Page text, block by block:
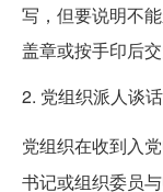
写，但要说明不
盖章或按手印后交
2. 党组织派人谈话
党组织在收到入
书记或组织委员